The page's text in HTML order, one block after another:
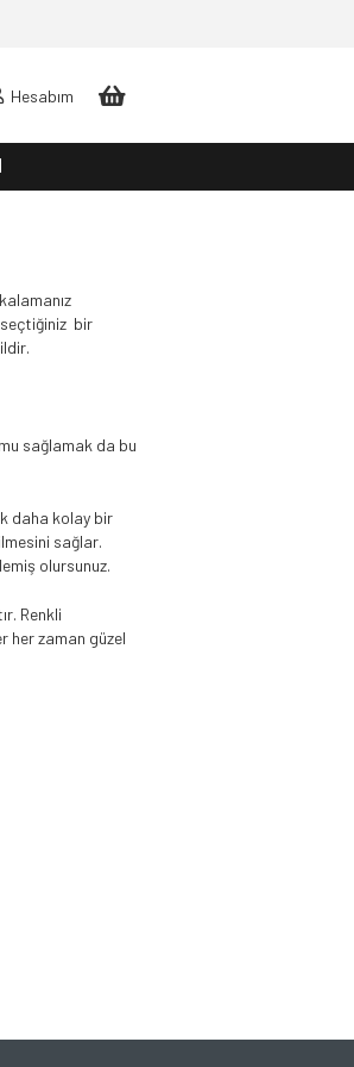
Hesabım
seçtiğiniz bir
sağlamak da bu
daha kolay bir
sağlar.
olursunuz.
Renkli
her zaman güzel